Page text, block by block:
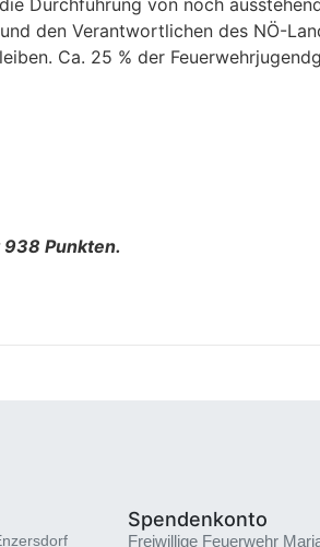
den Verantwortlichen des NÖ-
Ca. 25 % der
Punkten.
Spendenkonto
Freiwillige Feuerwehr